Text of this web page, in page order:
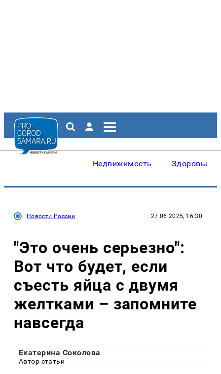
Недвижимость Здоровье
Новости России 27.06.2025, 16:30
"Это очень серьезно":
Вот что будет, если
съесть яйца с двумя
желтками – запомните
навсегда
Екатерина Соколова
Автор статьи